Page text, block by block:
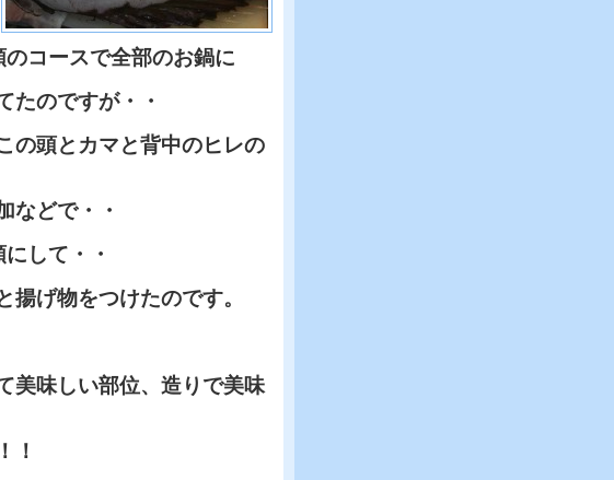
コースで全部のお鍋に
のですが・・
頭とカマと背中のヒレの
どで・・
して・・
げ物をつけたのです。
味しい部位、造りで美味
！